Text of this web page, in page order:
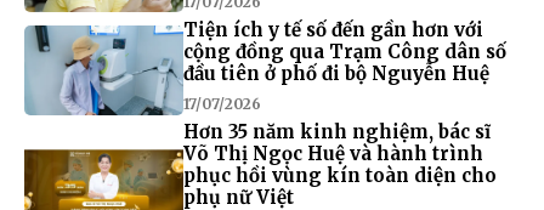
Tiện ích y tế số đến gần hơn với
cộng đồng qua Trạm Công dân số
đầu tiên ở phố đi bộ Nguyễn Huệ
17/07/2026
Hơn 35 năm kinh nghiệm, bác sĩ
Võ Thị Ngọc Huệ và hành trình
phục hồi vùng kín toàn diện cho
phụ nữ Việt